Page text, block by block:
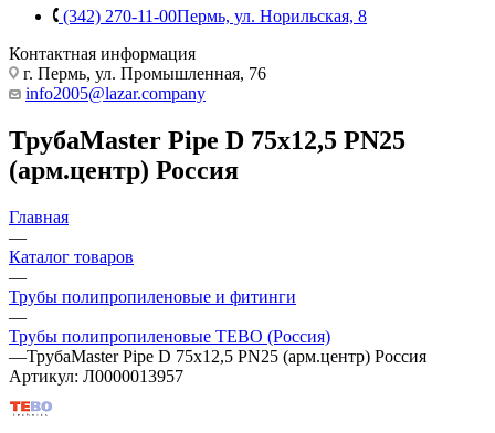
(342) 270-11-00Пермь, ул. Норильская, 8
Контактная информация
г. Пермь, ул. Промышленная, 76
info2005@lazar.company
ТрубаMaster Pipe D 75х12,5 PN25
(арм.центр) Россия
Главная
—
Каталог товаров
—
Трубы полипропиленовые и фитинги
—
Трубы полипропиленовые TEBO (Россия)
—ТрубаMaster Pipe D 75х12,5 PN25 (арм.центр) Россия
Артикул: Л0000013957